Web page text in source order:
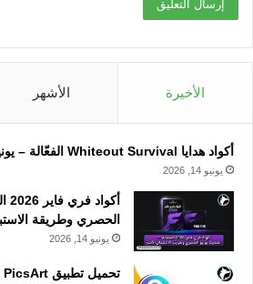
الأخيرة الأشهر
أكواد هدايا Whiteout Survival الفعّالة – يونيو 2026 | محدّثة يومياً
يونيو 14, 2026
الحصري وطريقة
يونيو 14, 2026